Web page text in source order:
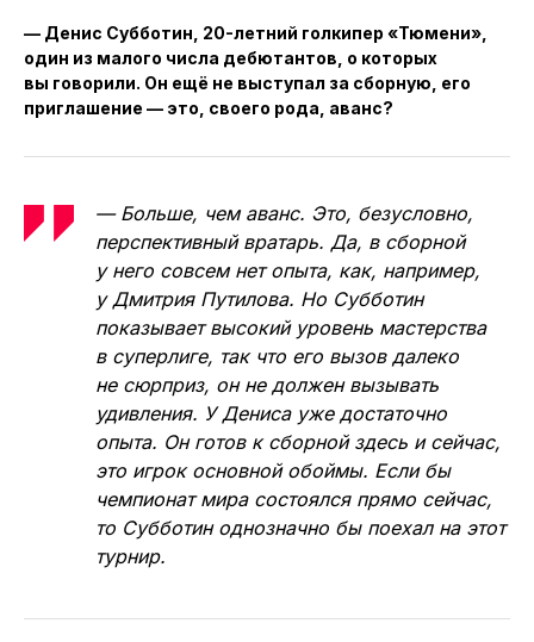
— Денис Субботин, 20-летний голкипер «Тюмени»,
один из малого числа дебютантов, о которых
вы говорили. Он ещё не выступал за сборную, его
приглашение — это, своего рода, аванс?
— Больше, чем аванс. Это, безусловно,
перспективный вратарь. Да, в сборной
у него совсем нет опыта, как, например,
у Дмитрия Путилова. Но Субботин
показывает высокий уровень мастерства
в суперлиге, так что его вызов далеко
не сюрприз, он не должен вызывать
удивления. У Дениса уже достаточно
опыта. Он готов к сборной здесь и сейчас,
это игрок основной обоймы. Если бы
чемпионат мира состоялся прямо сейчас,
то Субботин однозначно бы поехал на этот
турнир.